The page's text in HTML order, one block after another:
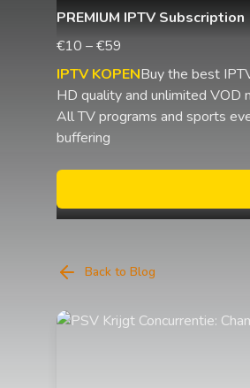
PREMIUM IPTV Subscription
€10 – €59
IPTV KOPENBuy the best
HD quality and unlimited VOD
All TV programs and sports
buffering
Back to Blog